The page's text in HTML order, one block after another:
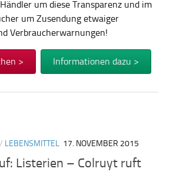
um diese Transparenz und im
um Zusendung etwaiger
Verbraucherwarnungen!
> Informationen dazu >
/ LEBENSMITTEL 17. NOVEMBER 2015
Listerien – Colruyt ruft